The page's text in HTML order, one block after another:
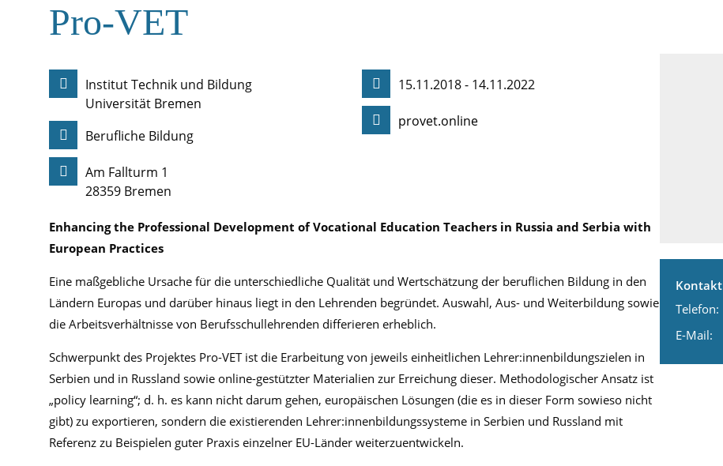
Pro-VET
Institut Technik und Bildung
Universität Bremen
Berufliche Bildung
Am Fallturm 1
28359 Bremen
15.11.2018 - 14.11.2022
provet.online
Enhancing the Professional Development of Vocational Education Teachers in Russia and Serbia with
European Practices
Eine maßgebliche Ursache für die unterschiedliche Qualität und Wertschätzung der beruflichen Bildung in den
Ländern Europas und darüber hinaus liegt in den Lehrenden begründet. Auswahl, Aus- und Weiterbildung sowie
die Arbeitsverhältnisse von Berufsschullehrenden differieren erheblich.
Schwerpunkt des Projektes Pro-VET ist die Erarbeitung von jeweils einheitlichen Lehrer:innenbildungszielen in
Serbien und in Russland sowie online-gestützter Materialien zur Erreichung dieser. Methodologischer Ansatz ist
„policy learning“; d. h. es kann nicht darum gehen, europäischen Lösungen (die es in dieser Form sowieso nicht
gibt) zu exportieren, sondern die existierenden Lehrer:innenbildungssysteme in Serbien und Russland mit
Referenz zu Beispielen guter Praxis einzelner EU-Länder weiterzuentwickeln.
Kontakt
Telefon:
E-Mail: